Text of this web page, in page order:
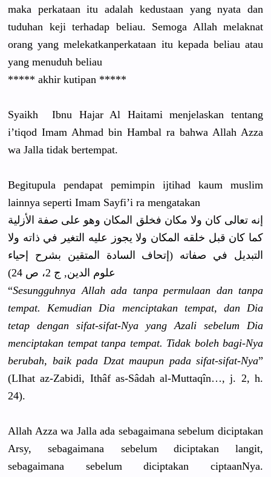
maka perkataan itu adalah kedustaan yang nyata dan
tuduhan keji terhadap beliau. Semoga Allah melaknat
orang yang melekatkanperkataan itu kepada beliau atau
yang menuduh beliau
***** akhir kutipan *****
Syaikh Ibnu Hajar Al Haitami menjelaskan tentang
i’tiqod Imam Ahmad bin Hambal ra bahwa Allah Azza
wa Jalla tidak bertempat.
Begitupula pendapat pemimpin ijtihad kaum muslim
lainnya seperti Imam Sayfi’i ra mengatakan
إنه تعالى كان ولا مكان فخلق المكان وهو على صفة الأزلية
كما كان قبل خلقه المكان ولا يجوز عليه التغير في ذاته ولا
التبديل في صفاته (إتحاف السادة المتقين بشرح إحياء
علوم الدين, ج 2، ص 24)
“Sesungguhnya Allah ada tanpa permulaan dan tanpa
tempat. Kemudian Dia menciptakan tempat, dan Dia
tetap dengan sifat-sifat-Nya yang Azali sebelum Dia
menciptakan tempat tanpa tempat. Tidak boleh bagi-Nya
berubah, baik pada Dzat maupun pada sifat-sifat-Nya”
(LIhat az-Zabidi, Ithâf as-Sâdah al-Muttaqîn…, j. 2, h.
24).
Allah Azza wa Jalla ada sebagaimana sebelum diciptakan
Arsy, sebagaimana sebelum diciptakanlangit,
sebagaimana sebelum diciptakan ciptaanNya.